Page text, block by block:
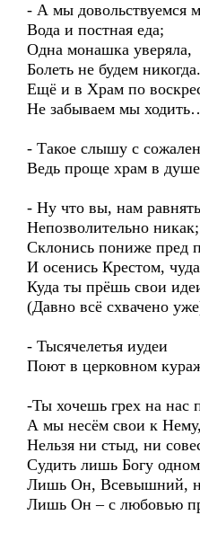
- А мы довольствуемся
Вода и постная еда;
Одна монашка уверяла,
Болеть не будем никогда.
Ещё и в Храм по
Не забываем мы
- Такое слышу с
Ведь проще храм в
- Ну что вы, нам
Непозволительно никак;
Склонись пониже пред
И осенись Крестом,
Куда ты прёшь свои
(Давно всё схвачено
- Тысячелетья иудеи
Поют в церковном
-Ты хочешь грех на нас
А мы несём свои к Нему,
Нельзя ни стыд, ни
Судить лишь Богу
Лишь Он, Всевышний,
Лишь Он – с любовью